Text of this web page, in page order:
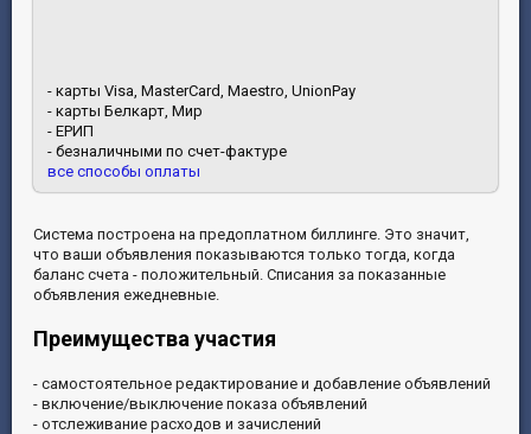
- карты Visa, MasterCard, Maestro, UnionPay
- карты Белкарт, Мир
- ЕРИП
- безналичными по счет-фактуре
все способы оплаты
Система построена на предоплатном биллинге. Это значит,
что ваши объявления показываются только тогда, когда
баланс счета - положительный. Списания за показанные
объявления ежедневные.
Преимущества участия
- cамостоятельное редактирование и добавление объявлений
- включение/выключение показа объявлений
- отслеживание расходов и зачислений